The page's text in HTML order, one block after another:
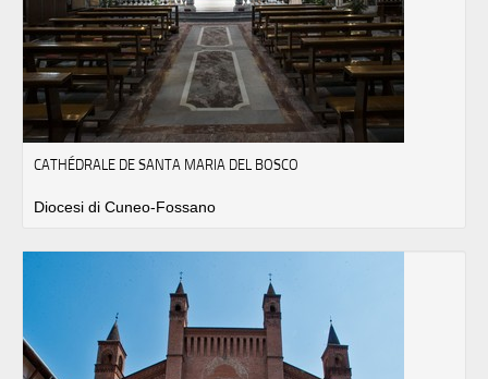
CATHÉDRALE DE SANTA MARIA DEL BOSCO
Diocesi di Cuneo-Fossano